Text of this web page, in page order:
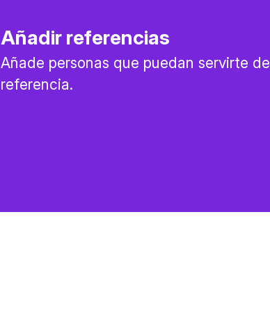
Añadir referencias
Añade personas que puedan servirte de
referencia.